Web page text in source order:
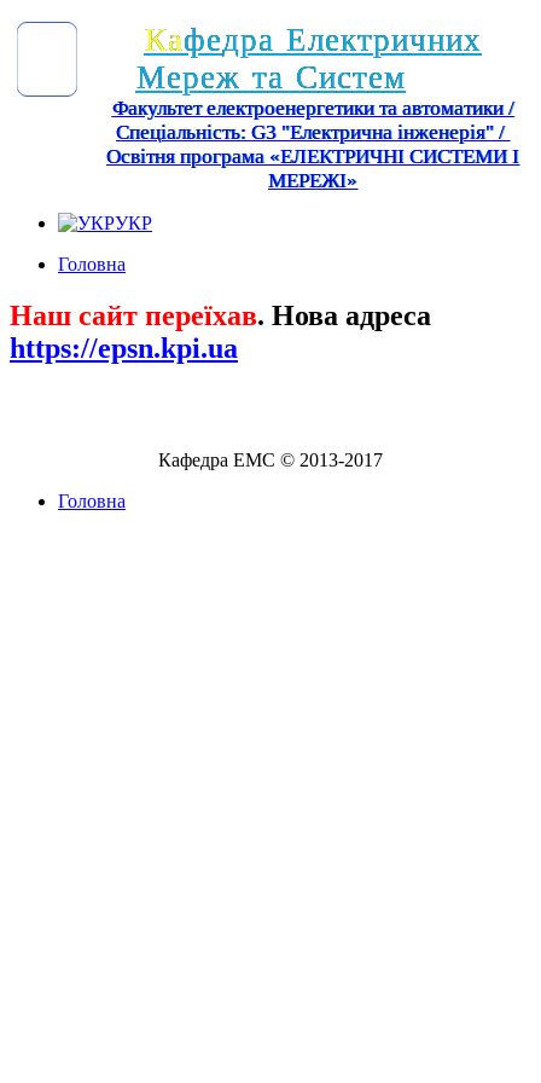
Кафедра Електричних
Мереж та Систем
Факультет електроенергетики та автоматики /
Спеціальність: G3 "Електрична інженерія" /
Освітня програма «ЕЛЕКТРИЧНІ СИСТЕМИ І
МЕРЕЖІ»
УКР
Головна
Наш сайт переїхав. Нова адреса
https://epsn.kpi.ua
Кафедра ЕМС © 2013-2017
Головна